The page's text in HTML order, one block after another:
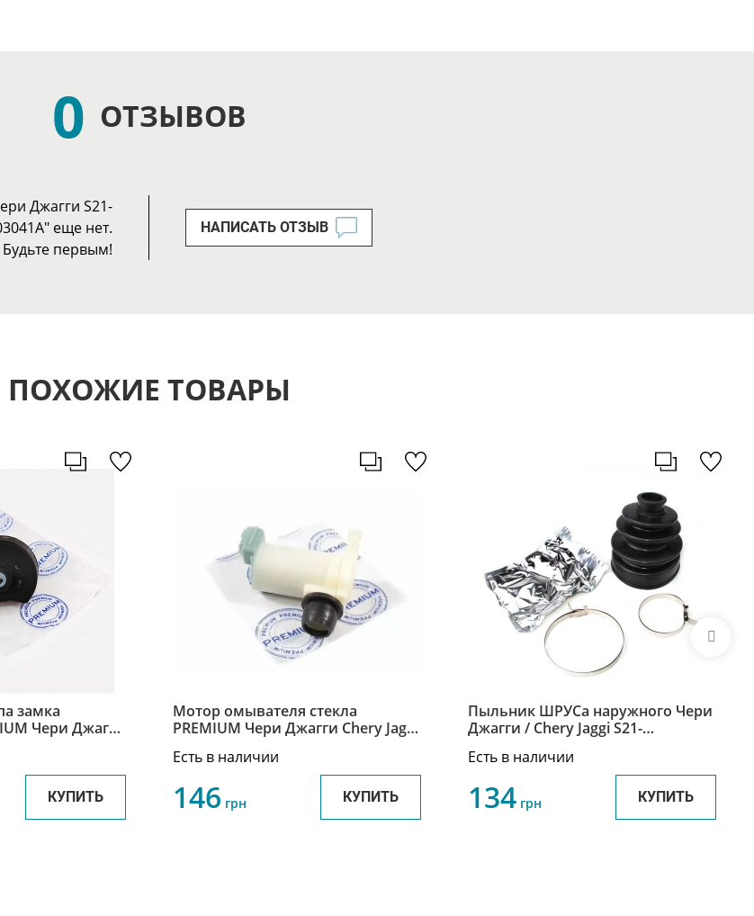
0 ОТЗЫВОВ
Джагги S21-
еще нет.
Будьте первым!
НАПИСАТЬ ОТЗЫВ
ПОХОЖИЕ ТОВАРЫ
замка
Чери Джагги
КУПИТЬ
Мотор омывателя стекла
PREMIUM Чери Джагги Chery Jaggi
Есть в наличии
146 грн КУПИТЬ
Пыльник ШРУСа наружного Чери
Джагги / Chery Jaggi S21-
Есть в наличии
134 грн КУПИТЬ